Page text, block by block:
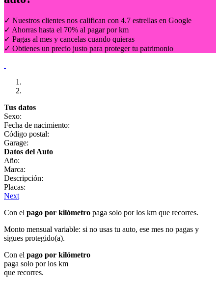
✓ Nuestros clientes nos califican con 4.7 estrellas en Google
✓ Ahorras hasta el 70% al pagar por km
✓ Pagas al mes y cancelas cuando quieras
✓ Obtienes un precio justo para proteger tu patrimonio
Tus datos
Sexo:
Fecha de nacimiento:
Código postal:
Garage:
Datos del Auto
Año:
Marca:
Descripción:
Placas:
Next
Con el pago por kilómetro paga solo por los km que recorres.
Monto mensual variable: si no usas tu auto, ese mes no pagas y
sigues protegido(a).
Con el pago por kilómetro
paga solo por los km
que recorres.